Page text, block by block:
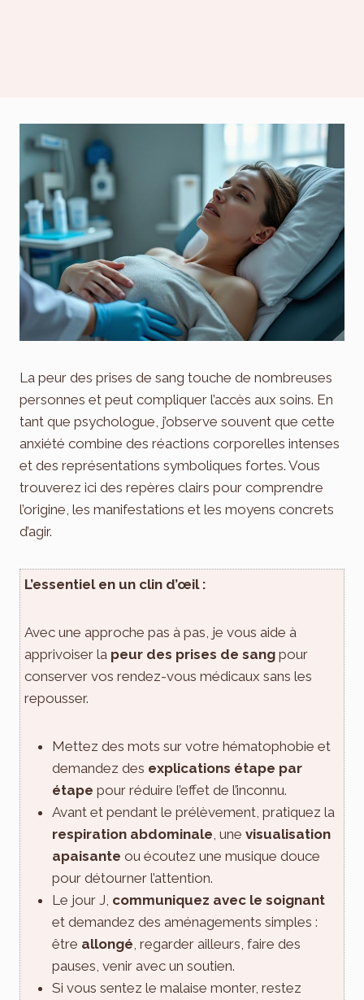
La peur des prises de sang touche de nombreuses
personnes et peut compliquer l’accès aux soins. En
tant que psychologue, j’observe souvent que cette
anxiété combine des réactions corporelles intenses
et des représentations symboliques fortes. Vous
trouverez ici des repères clairs pour comprendre
l’origine, les manifestations et les moyens concrets
d’agir.
L’essentiel en un clin d’œil :
Avec une approche pas à pas, je vous aide à
apprivoiser la peur des prises de sang pour
conserver vos rendez-vous médicaux sans les
repousser.
Mettez des mots sur votre hématophobie et
demandez des explications étape par
étape pour réduire l’effet de l’inconnu.
Avant et pendant le prélèvement, pratiquez la
respiration abdominale , une visualisation
apaisante ou écoutez une musique douce
pour détourner l’attention.
Le jour J, communiquez avec le soignant
et demandez des aménagements simples :
être allongé , regarder ailleurs, faire des
pauses, venir avec un soutien.
Si vous sentez le malaise monter, restez